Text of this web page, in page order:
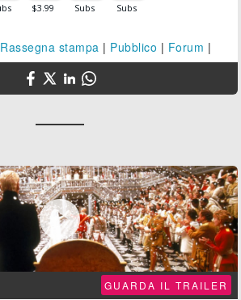
Rassegna stampa | Pubblico | Forum |

GUARDA IL TRAILER